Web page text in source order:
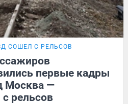
СОШЕЛ С РЕЛЬСОВ
первые кадры
Москва —
рельсов